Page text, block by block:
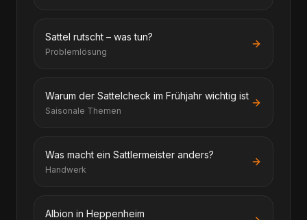
Sattel rutscht – was tun?
Problemlösung
Warum der Sattelcheck im Frühjahr wichtig ist
Saisonale Themen
Was macht ein Sattlermeister anders?
Handwerk
Albion in Heppenheim